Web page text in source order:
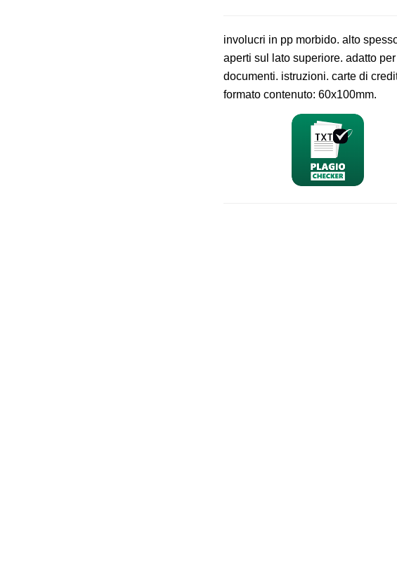
involucri in pp morbido. alto
aperti sul lato superiore. adatto
documenti. istruzioni. carte di
formato contenuto: 60x100mm.